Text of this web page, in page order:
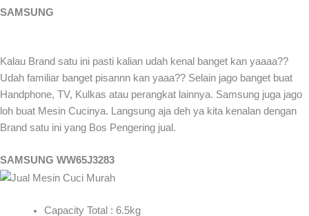
SAMSUNG
Kalau Brand satu ini pasti kalian udah kenal banget kan yaaaa??
Udah familiar banget pisannn kan yaaa?? Selain jago banget buat
Handphone, TV, Kulkas atau perangkat lainnya. Samsung juga jago
loh buat Mesin Cucinya. Langsung aja deh ya kita kenalan dengan
Brand satu ini yang Bos Pengering jual.
SAMSUNG WW65J3283
Capacity Total : 6.5kg